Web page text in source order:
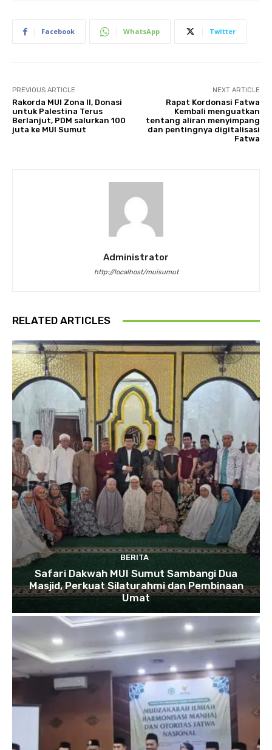
Facebook WhatsApp Twitter
PREVIOUS ARTICLE
Rakorda MUI Zona II, Donasi
untuk Palestina Terus
Berlanjut, PDM salurkan 100
juta ke MUI Sumut
NEXT ARTICLE
Rapat Kordonasi Fatwa
Kembali menguatkan
tentang aliran menyimpang
dan pentingnya digitalisasi
Fatwa
Administrator
http://localhost/muisumut
RELATED ARTICLES
BERITA
Safari Dakwah MUI Sumut Sambangi Dua
Masjid, Perkuat Silaturahmi dan Pembinaan
Umat